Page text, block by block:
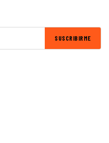
SUSCRIBIRME